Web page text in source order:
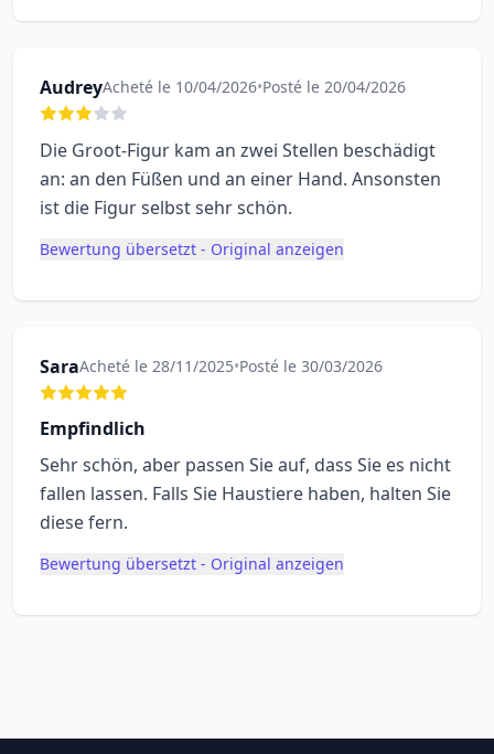
AudreyAcheté le 10/04/2026•Posté le 20/04/2026
Die Groot-Figur kam an zwei Stellen beschädigt
an: an den Füßen und an einer Hand. Ansonsten
ist die Figur selbst sehr schön.
Bewertung übersetzt - Original anzeigen
SaraAcheté le 28/11/2025•Posté le 30/03/2026
Empfindlich
Sehr schön, aber passen Sie auf, dass Sie es nicht
fallen lassen. Falls Sie Haustiere haben, halten Sie
diese fern.
Bewertung übersetzt - Original anzeigen